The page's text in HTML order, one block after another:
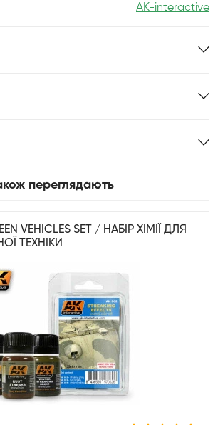
AK-interactive
переглядають
VEHICLES SET / НАБІР ХІМІЇ ДЛЯ
ТЕХНІКИ